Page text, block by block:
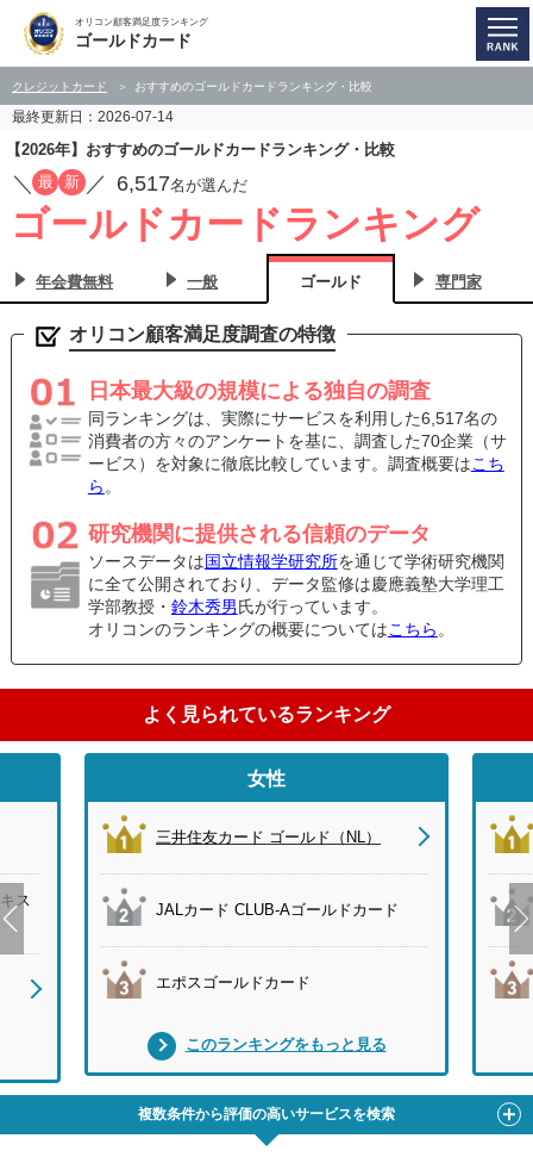
オリコン顧客満足度ランキング
ゴールドカード
クレジットカード おすすめのゴールドカードランキング・比較
最終更新日：2026-07-14
【2026年】おすすめのゴールドカードランキング・比較
／ 最 新 ／ 6,517名が選んだ
ゴールドカードランキング
年会費無料 一般 ゴールド 専門家
オリコン顧客満足度調査の特徴
日本最大級の規模による独自の調査
同ランキングは、実際にサービスを利用した6,517名の
消費者の方々のアンケートを基に、調査した70企業（サ
ービス）を対象に徹底比較しています。調査概要はこち
ら 。
研究機関に提供される信頼のデータ
ソースデータは国立情報学研究所を通じて学術研究機関
に全て公開されており、データ監修は慶應義塾大学理工
学部教授・ 鈴木秀男氏が行っています。
オリコンのランキングの概要についてはこちら 。
よく見られているランキング
ス
女性
三井住友カード ゴールド（NL）
JALカード CLUB-Aゴールドカード
エポスゴールドカード
このランキングをもっと見る
複数条件から評価の高いサービスを検索